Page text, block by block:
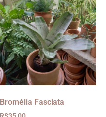
Bromélia Fasciata